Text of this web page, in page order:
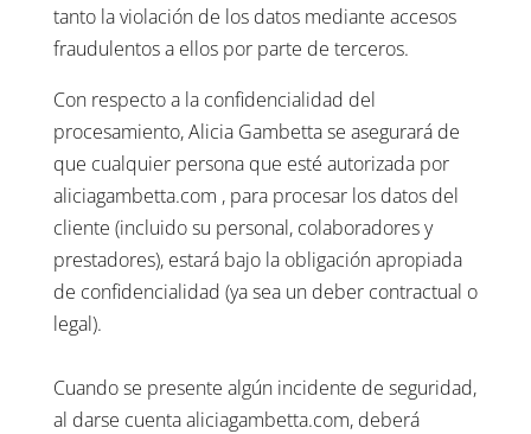
tanto la violación de los datos mediante accesos
fraudulentos a ellos por parte de terceros.
Con respecto a la confidencialidad del
procesamiento, Alicia Gambetta se asegurará de
que cualquier persona que esté autorizada por
aliciagambetta.com , para procesar los datos del
cliente (incluido su personal, colaboradores y
prestadores), estará bajo la obligación apropiada
de confidencialidad (ya sea un deber contractual o
legal).
Cuando se presente algún incidente de seguridad,
al darse cuenta aliciagambetta.com, deberá